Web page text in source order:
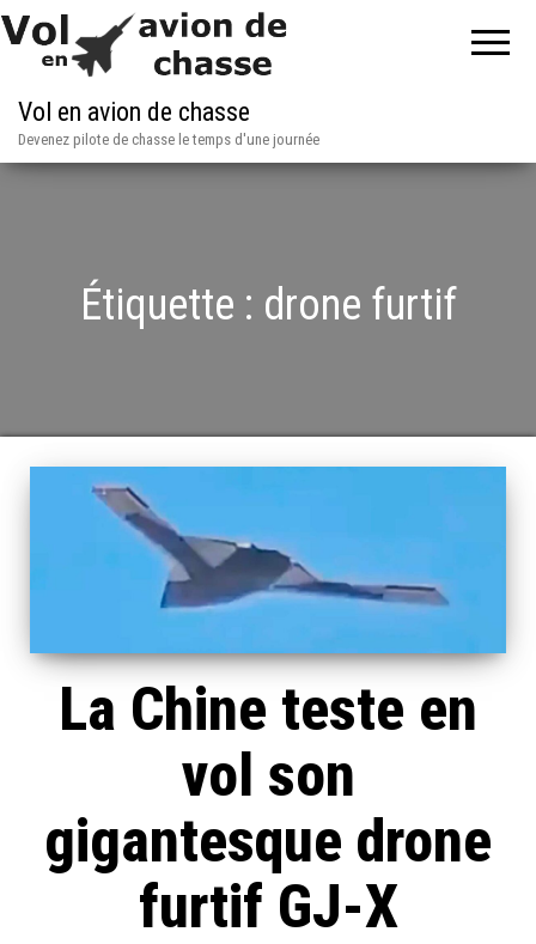
Vol en avion de chasse
Devenez pilote de chasse le temps d'une journée
Étiquette : drone furtif
La Chine teste en
vol son
gigantesque drone
furtif GJ-X